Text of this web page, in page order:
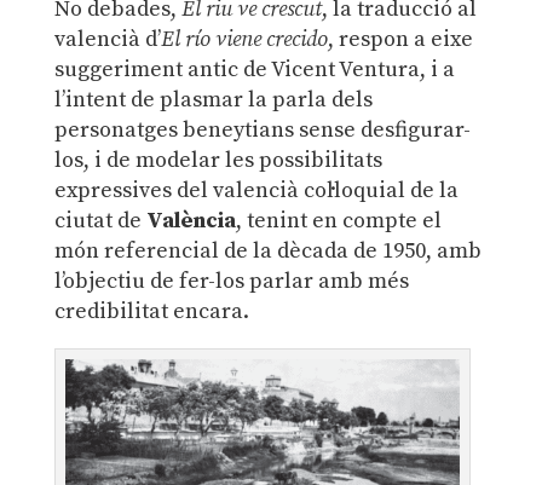
No debades, El riu ve crescut, la traducció al
valencià d’El río viene crecido, respon a eixe
suggeriment antic de Vicent Ventura, i a
l’intent de plasmar la parla dels
personatges beneytians sense desfigurar-
los, i de modelar les possibilitats
expressives del valencià col·loquial de la
ciutat de València, tenint en compte el
món referencial de la dècada de 1950, amb
l’objectiu de fer-los parlar amb més
credibilitat encara.